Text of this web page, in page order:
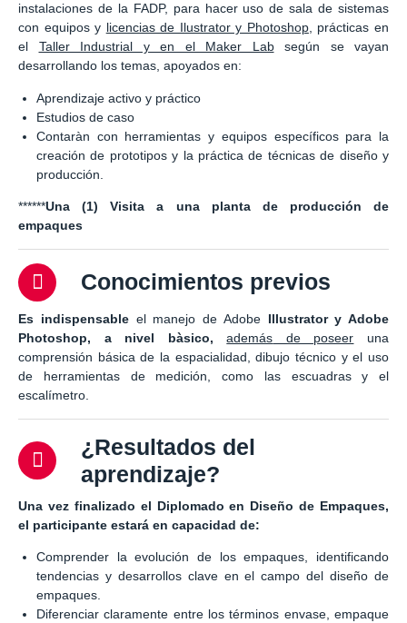
instalaciones de la FADP, para hacer uso de sala de sistemas
con equipos y licencias de Ilustrator y Photoshop, prácticas en
el Taller Industrial y en el Maker Labsegún se vayan
desarrollando los temas, apoyados en:
Aprendizaje activo y práctico
Estudios de caso
Contaràn con herramientas y equipos específicos para la
creación de prototipos y la práctica de técnicas de diseño y
producción.
******Una (1) Visita a una planta de producción de
empaques
Conocimientos previos
Es indispensable el manejo de AdobeIllustrator y Adobe
Photoshop, a nivel bàsico,además de poseer una
comprensión básica de la espacialidad, dibujo técnico y el uso
de herramientas de medición, como las escuadras y el
escalímetro.
¿Resultados del
aprendizaje?
Una vez finalizado el Diplomado en Diseño de Empaques,
el participante estará en capacidad de:
Comprender la evolución de los empaques, identificando
tendencias y desarrollos clave en el campo del diseño de
empaques.
Diferenciar claramente entre los términos envase, empaque